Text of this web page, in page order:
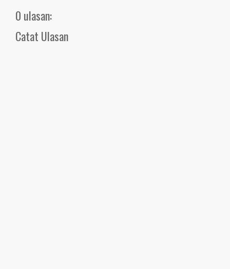
0 ulasan:
Catat Ulasan